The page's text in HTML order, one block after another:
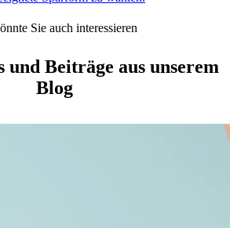
Sie auch interessieren
und Beiträge aus unserem
Blog